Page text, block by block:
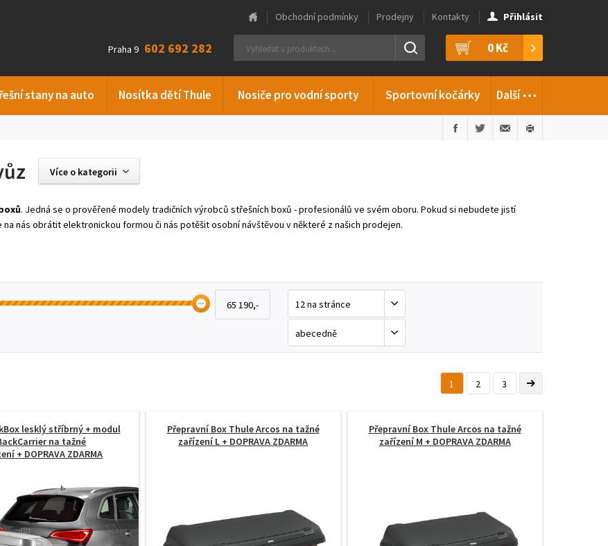
0 Kč
Praha 9 602 692 282
stany na auto Nosítka dětí Thule Nosiče pro vodní sporty Sportovní kočárky Další…
Obchodní podmínky Prodejny Kontakty Přihlásit
Více o kategorii
. Jedná se o prověřené modely tradičních výrobců střešních boxů - profesionálů ve svém oboru. Pokud si nebudete jistí
nás obrátit elektronickou formou či nás potěšit osobní návštěvou v některé z našich prodejen.
1 2 3
lesklý stříbrný + modul
na tažné
+ DOPRAVA ZDARMA
Přepravní Box Thule Arcos na tažné
zařízení L + DOPRAVA ZDARMA
Přepravní Box Thule Arcos na tažné
zařízení M + DOPRAVA ZDARMA